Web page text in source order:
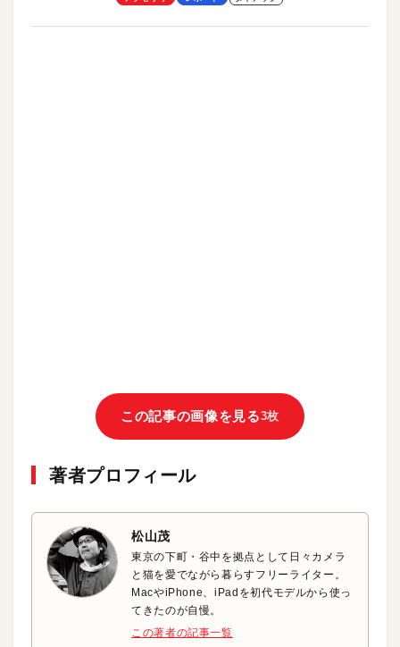
この記事の画像を見る3枚
著者プロフィール
松山茂
東京の下町・谷中を拠点として日々カメラ
と猫を愛でながら暮らすフリーライター。
MacやiPhone、iPadを初代モデルから使っ
てきたのが自慢。
この著者の記事一覧